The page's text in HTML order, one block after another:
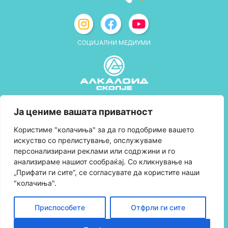
Ја цениме вашата приватност
Kористиме "колачиња" за да го подобриме вашето
искуство со прелистување, опслужуваме
персонализирани реклами или содржини и го
анализираме нашиот сообраќај. Со кликнување на
„Прифати ги сите“, се согласувате да користите наши
"колачиња".
Приспособете Отфрли ги сите
СОЦИЈАЛНИ МЕДИУМИ
Правила и услови за користење
Политика за колачиња
Правила за учество во програмата за
лојалност и политика за собирање поени
Контактирајте нè